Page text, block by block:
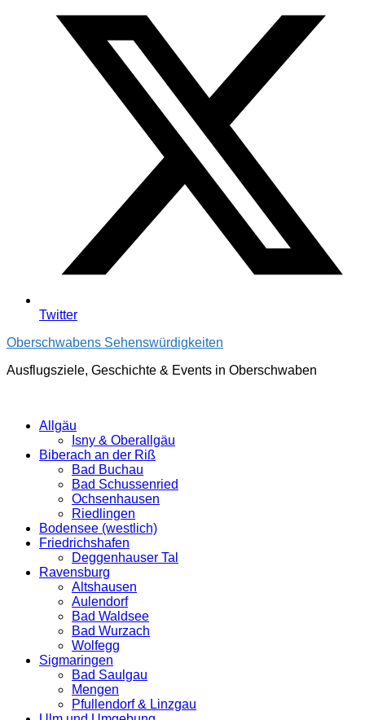
Twitter
Oberschwabens Sehenswürdigkeiten
Ausflugsziele, Geschichte & Events in Oberschwaben
Allgäu
Isny & Oberallgäu
Biberach an der Riß
Bad Buchau
Bad Schussenried
Ochsenhausen
Riedlingen
Bodensee (westlich)
Friedrichshafen
Deggenhauser Tal
Ravensburg
Altshausen
Aulendorf
Bad Waldsee
Bad Wurzach
Wolfegg
Sigmaringen
Bad Saulgau
Mengen
Pfullendorf & Linzgau